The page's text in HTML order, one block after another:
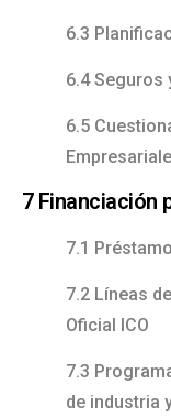
6.3
6.4 Seguros
6.5
7 Financiación
7.1
7.2 Líneas
Oficial ICO
7.3
de industria